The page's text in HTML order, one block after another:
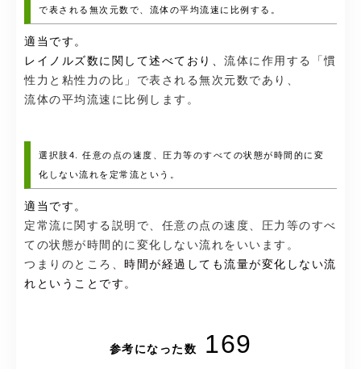
で表される無次元数で、流体の平均流速に比例する。
適当です。
レイノルズ数に関して述べており、 流体に作用する「慣
性力と粘性力の比」で表される無次元数であり、
流体の平均流速に比例します。
選択肢4. 任意の点の速度、圧力等のすべての状態が時間的に変
化しない流れを定常流という。
適当です。
定常流に関する説明で、任意の点の速度、圧力等のすべ
ての状態が時間的に変化しない流れをいいます。
つまりのところ、 時間が経過しても流量が変化しない流
れということです。
参考になった数 169